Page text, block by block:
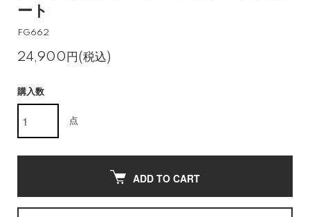
ート
FG662
24,900円(税込)
購入数
点
ADD TO CART